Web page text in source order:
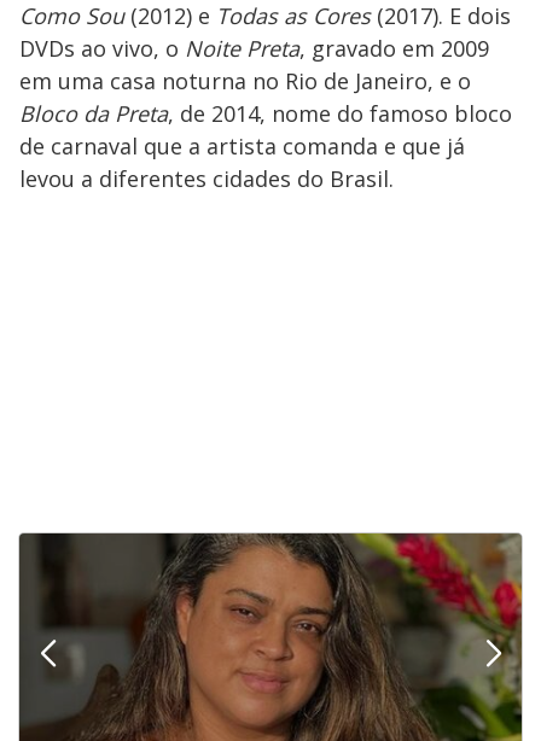
Como Sou(2012) e Todas as Cores(2017). E dois
DVDs ao vivo, o Noite Preta, gravado em 2009
em uma casa noturna no Rio de Janeiro, e o
Bloco da Preta, de 2014, nome do famoso bloco
de carnaval que a artista comanda e que já
levou a diferentes cidades do Brasil.